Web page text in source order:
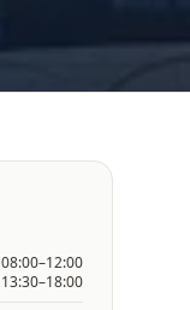
08:00–12:00
13:30–18:00